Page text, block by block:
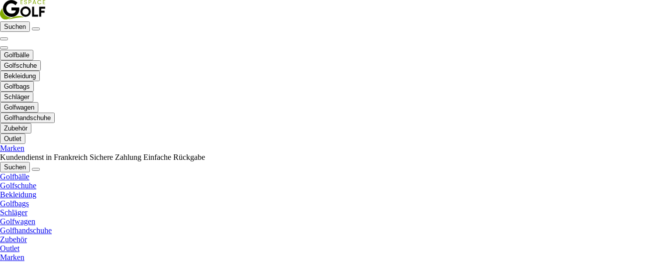
Suchen
Golfbälle
Golfschuhe
Bekleidung
Golfbags
Schläger
Golfwagen
Golfhandschuhe
Zubehör
Outlet
Marken
Kundendienst in Frankreich Sichere Zahlung Einfache Rückgabe
Suchen
Golfbälle
Golfschuhe
Bekleidung
Golfbags
Schläger
Golfwagen
Golfhandschuhe
Zubehör
Outlet
Marken